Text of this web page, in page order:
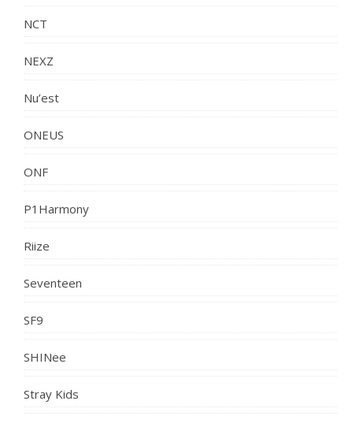
NCT
NEXZ
Nu’est
ONEUS
ONF
P1Harmony
Riize
Seventeen
SF9
SHINee
Stray Kids